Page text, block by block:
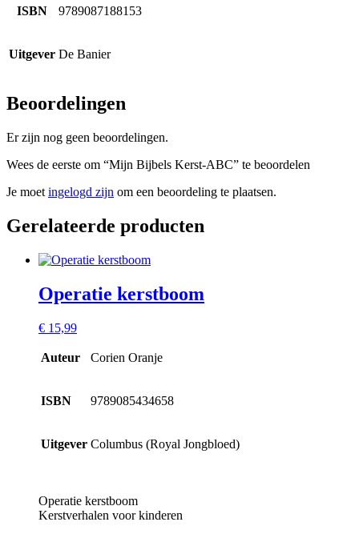
ISBN 9789087188153
Uitgever De Banier
Beoordelingen
Er zijn nog geen beoordelingen.
Wees de eerste om “Mijn Bijbels Kerst-ABC” te beoordelen
Je moet ingelogd zijn om een beoordeling te plaatsen.
Gerelateerde producten
Operatie kerstboom
€ 15,99
Auteur Corien Oranje
ISBN 9789085434658
Uitgever Columbus (Royal Jongbloed)
Operatie kerstboom
Kerstverhalen voor kinderen